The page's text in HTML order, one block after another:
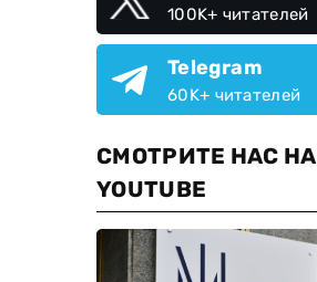
100K+ читателей
Telegram
60K+ читателей
СМОТРИТЕ НАС НА
YOUTUBE